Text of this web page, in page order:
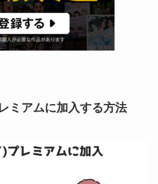
ミアムに加入する方法